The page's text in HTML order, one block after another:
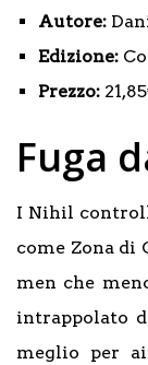
Autore:
Edizione:
Prezzo:
Fuga
I Nihil
come Zona di
men che
intrappolato
meglio per